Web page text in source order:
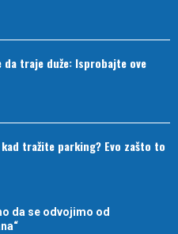
da traje duže: Isprobajte ove
tražite parking? Evo zašto to
da se odvojimo od